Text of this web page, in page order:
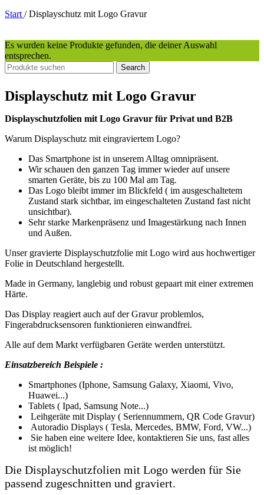
Start/ Displayschutz mit Logo Gravur
Es wurden keine Produkte gefunden, die deiner Auswahl
entsprechen.
Search
Displayschutz mit Logo Gravur
Displayschutzfolien mit Logo Gravur für Privat und B2B
Warum Displayschutz mit eingraviertem Logo?
Das Smartphone ist in unserem Alltag omnipräsent.
Wir schauen den ganzen Tag immer wieder auf unsere
smarten Geräte, bis zu 100 Mal am Tag.
Das Logo bleibt immer im Blickfeld ( im ausgeschaltetem
Zustand stark sichtbar, im eingeschalteten Zustand fast nicht
unsichtbar).
Sehr starke Markenpräsenz und Imagestärkung nach Innen
und Außen.
Unser gravierte Displayschutzfolie mit Logo wird aus hochwertiger
Folie in Deutschland hergestellt.
Made in Germany, langlebig und robust gepaart mit einer extremen
Härte.
Das Display reagiert auch auf der Gravur problemlos,
Fingerabdrucksensoren funktionieren einwandfrei.
Alle auf dem Markt verfügbaren Geräte werden unterstützt.
Einsatzbereich Beispiele :
Smartphones (Iphone, Samsung Galaxy, Xiaomi, Vivo,
Huawei...)
Tablets ( Ipad, Samsung Note...)
Leihgeräte mit Display ( Seriennummern, QR Code Gravur)
Autoradio Displays ( Tesla, Mercedes, BMW, Ford, VW...)
Sie haben eine weitere Idee, kontaktieren Sie uns, fast alles
ist möglich!
Die Displayschutzfolien mit Logo werden für Sie
passend zugeschnitten und graviert.